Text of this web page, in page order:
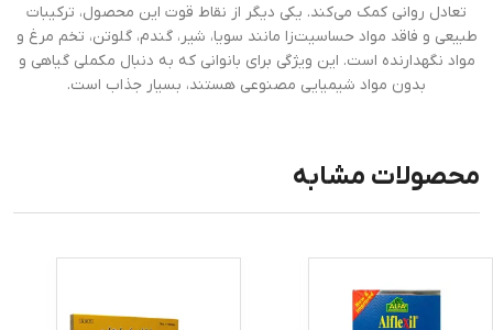
تعادل روانی کمک می‌کند. یکی دیگر از نقاط قوت این محصول، ترکیبات
طبیعی و فاقد مواد حساسیت‌زا مانند سویا، شیر، گندم، گلوتن، تخم مرغ و
مواد نگهدارنده است. این ویژگی برای بانوانی که به دنبال مکملی گیاهی و
بدون مواد شیمیایی مصنوعی هستند، بسیار جذاب است.
محصولات مشابه